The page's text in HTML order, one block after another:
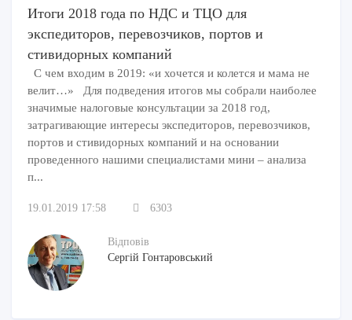
Итоги 2018 года по НДС и ТЦО для
экспедиторов, перевозчиков, портов и
стивидорных компаний
С чем входим в 2019: «и хочется и колется и мама не
велит…» Для подведения итогов мы собрали наиболее
значимые налоговые консультации за 2018 год,
затрагивающие интересы экспедиторов, перевозчиков,
портов и стивидорных компаний и на основании
проведенного нашими специалистами мини – анализа
п...
19.01.2019 17:58 6303
Відповів
Сергій Гонтаровський